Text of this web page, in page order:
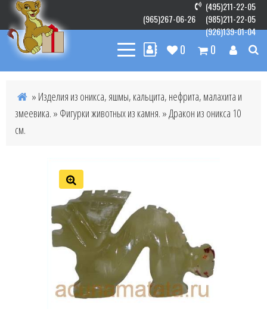
(495)211-22-05
(965)267-06-26
(985)211-22-05
(926)139-01-04
0 0
» Изделия из оникса, яшмы, кальцита, нефрита, малахита и
змеевика. » Фигурки животных из камня. » Дракон из оникса 10
см.